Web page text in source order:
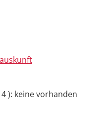
): keine vorhanden